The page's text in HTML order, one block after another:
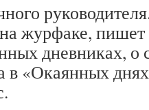
журфаке, пишет
дневниках, о
в «Окаянных